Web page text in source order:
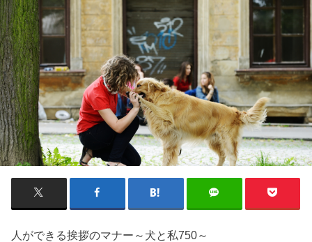
人ができる挨拶のマナー～犬と私750～